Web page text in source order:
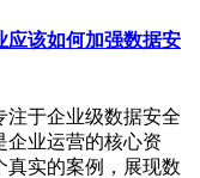
应该如何加强数据安
注于企业级数据安全
企业运营的核心资
真实的案例，展现数